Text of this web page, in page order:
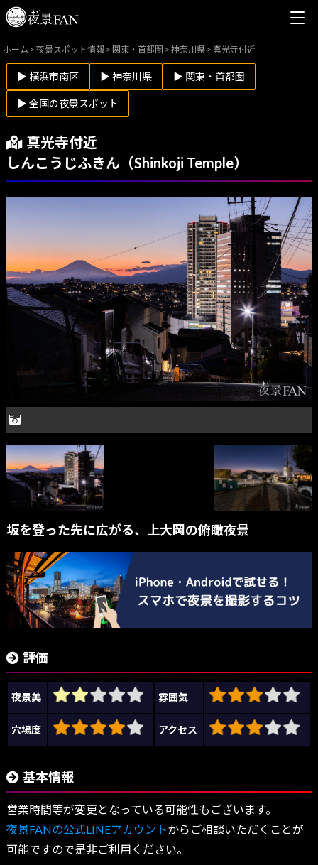
ホーム >夜景スポット情報 > 関東・首都圏 >神奈川県 > 真光寺付近
▶ 横浜市南区 ▶ 神奈川県 ▶ 関東・首都圏
▶ 全国の夜景スポット
真光寺付近
しんこうじふきん（Shinkoji Temple）
坂を登った先に広がる、上大岡の俯瞰夜景
評価
夜景美 雰囲気
穴場度 アクセス
基本情報
営業時間等が変更となっている可能性もございます。
夜景FANの公式LINEアカウントからご相談いただくことが
可能ですので是非ご利用ください。